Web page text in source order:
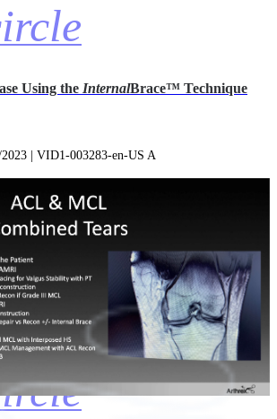
Using the InternalBrace™ Technique
| VID1-003283-en-US A